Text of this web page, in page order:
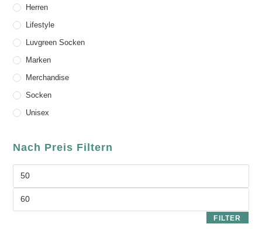
Herren
Lifestyle
Luvgreen Socken
Marken
Merchandise
Socken
Unisex
Nach Preis Filtern
FILTER